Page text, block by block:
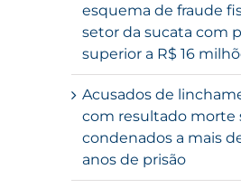
esquema de fraude
setor da sucata com
superior a R$ 16
Acusados de
com resultado morte
condenados a mais
anos de prisão